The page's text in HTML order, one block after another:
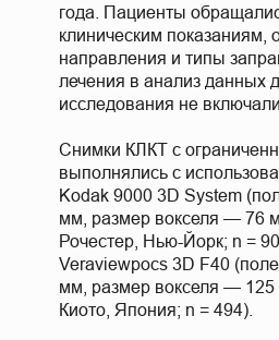
года. Пациенты
клиническим показаниям,
направления и типы
лечения в анализ данных
исследования не
Снимки КЛКТ с
выполнялись с
Kodak 9000 3D System
мм, размер вокселя — 76
Рочестер, Нью-Йорк; n =
Veraviewpocs 3D F40
мм, размер вокселя — 125
Киото, Япония; n = 494).